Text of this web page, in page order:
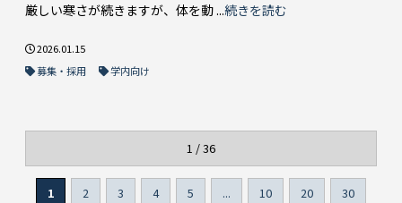
厳しい寒さが続きますが、体を動 ...続きを読む
2026.01.15
募集・採用
学内向け
1 / 36
1 2 3 4 5 ... 10 20 30